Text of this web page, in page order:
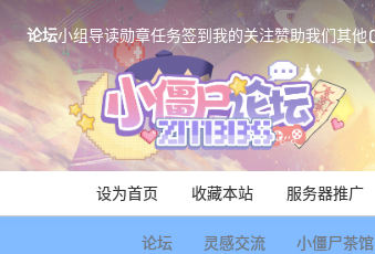
论坛小组导读勋章任务签到我的关注赞助我们其他
设为首页 收藏本站 服务器推广
论坛 灵感交流 小僵尸茶馆